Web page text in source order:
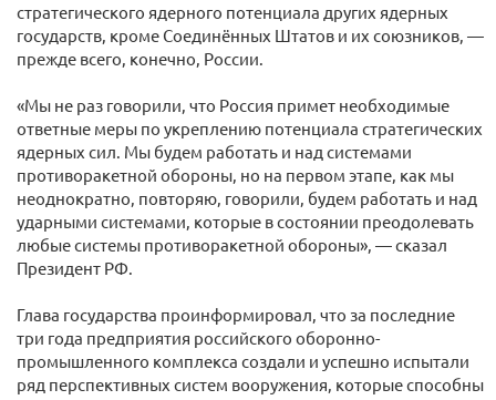
стратегического ядерного потенциала других ядерных
государств, кроме Соединённых Штатов и их союзников, —
прежде всего, конечно, России.
«Мы не раз говорили, что Россия примет необходимые
ответные меры по укреплению потенциала стратегических
ядерных сил. Мы будем работать и над системами
противоракетной обороны, но на первом этапе, как мы
неоднократно, повторяю, говорили, будем работать и над
ударными системами, которые в состоянии преодолевать
любые системы противоракетной обороны», — сказал
Президент РФ.
Глава государства проинформировал, что за последние
три года предприятия российского оборонно-
промышленного комплекса создали и успешно испытали
ряд перспективных систем вооружения, которые способны